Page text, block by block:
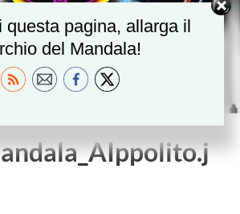
questa pagina, allarga il
del Mandala!